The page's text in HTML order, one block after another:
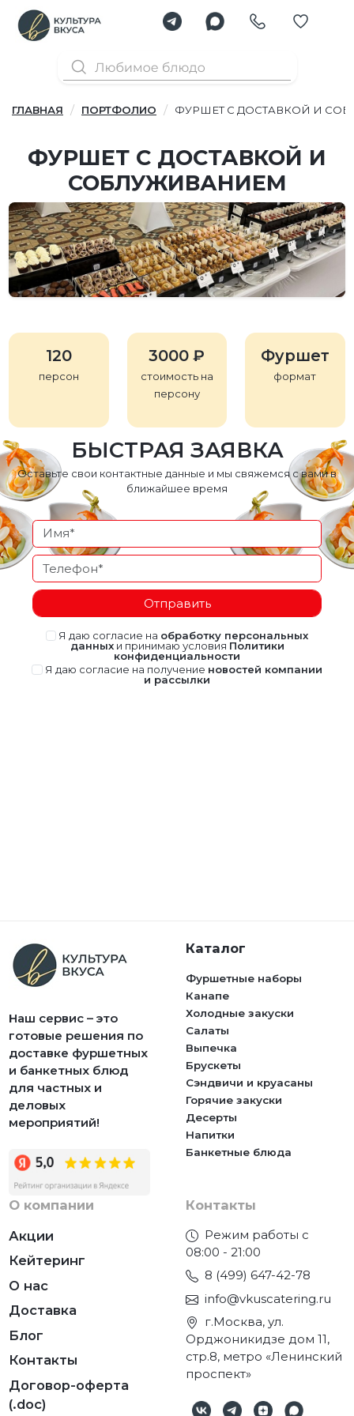
ГЛАВНАЯ ПОРТФОЛИО ФУРШЕТ С ДОСТАВКОЙ И
ФУРШЕТ С ДОСТАВКОЙ И
СОБЛУЖИВАНИЕМ
120
персон
3000 ₽
стоимость на
персону
Фуршет
формат
БЫСТРАЯ ЗАЯВКА
Оставьте свои контактные данные и мы свяжемся с вами в
ближайшее время
Отправить
Я даю согласие на обработку персональных
данныхи принимаю условия Политики
конфиденциальности
Я даю согласие на получение новостей компании
и рассылки
Наш сервис – это
готовые решения по
доставке фуршетных
и банкетных блюд
для частных и
деловых
мероприятий!
Каталог
Фуршетные наборы
Канапе
Холодные закуски
Салаты
Выпечка
Брускеты
Сэндвичи и круасаны
Горячие закуски
Десерты
Напитки
Банкетные блюда
О компании
Акции
Кейтеринг
О нас
Доставка
Блог
Контакты
Договор-оферта
(.doc)
Контакты
Режим работы с
08:00 - 21:00
8 (499) 647-42-78
info@vkuscatering.ru
г.Москва, ул.
Орджоникидзе дом 11,
стр.8, метро «Ленинский
проспект»